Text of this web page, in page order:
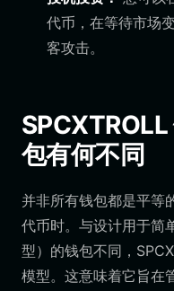
代币，在等待市场
客攻击。
包有何不同
并非所有钱包都是平等
代币时。与设计用于简
型）的钱包不同，
模型。这意味着它旨在